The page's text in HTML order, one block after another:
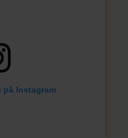
på Instagram